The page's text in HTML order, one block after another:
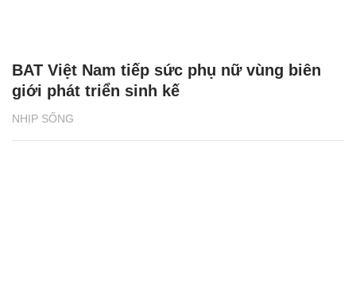
NHỊP SỐNG
BAT Việt Nam tiếp sức phụ nữ vùng biên
giới phát triển sinh kế